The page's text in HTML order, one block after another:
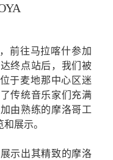
前往马拉喀什参加
终点站后，我们被
于麦地那中心区迷
传统音乐家们充满
由熟练的摩洛哥工
展示。
示出其精致的摩洛